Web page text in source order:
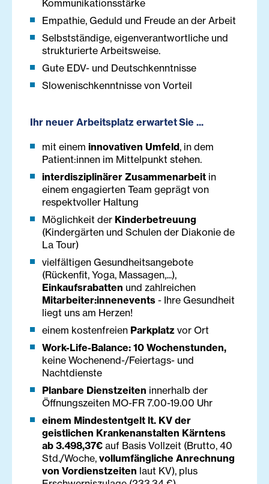
Kommunikationsstärke
Empathie, Geduld und Freude an der Arbeit
Selbstständige, eigenverantwortliche und
strukturierte Arbeitsweise.
Gute EDV- und Deutschkenntnisse
Slowenischkenntnisse von Vorteil
Ihr neuer Arbeitsplatz erwartet Sie ...
mit ​einem innovativen Umfeld, in dem
Patient:innen im Mittelpunkt stehen.
interdisziplinärer Zusammenarbeit in
einem engagierten Team geprägt von
respektvoller Haltung
Möglichkeit der Kinderbetreuung
(Kindergärten und Schulen der Diakonie de
La Tour)
vielfältigen Gesundheitsangebote
(Rückenfit, Yoga, Massagen,...),
Einkaufsrabatten und zahlreichen
Mitarbeiter:innenevents - Ihre Gesundheit
liegt uns am Herzen!
einem kostenfreien Parkplatz vor Ort
Work-Life-Balance: 10 Wochenstunden,
keine Wochenend-/Feiertags- und
Nachtdienste
Planbare Dienstzeiten innerhalb der
Öffnungszeiten MO-FR 7.00-19.00 Uhr
einem Mindestentgelt lt. KV der
geistlichen Krankenanstalten Kärntens
ab 3.498,37€ auf Basis Vollzeit (Brutto, 40
Std./Woche, vollumfängliche Anrechnung
von Vordienstzeiten laut KV), plus